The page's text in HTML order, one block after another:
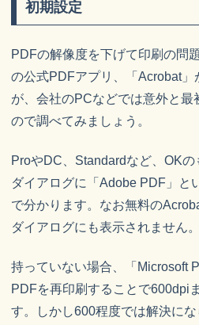
初期設定
PDFの解像度を下げて印刷の問
の公式PDFアプリ、「Acrobat」
が、会社のPCなどでは意外と最
ので調べてみましょう。
ProやDC、Standardなど、OK
ダイアログに「Adobe PDF」と
で分かります。なお無料の
ダイアログにも表示されません。
持っていない場合、「Microsoft
PDFを再印刷することで600dpi
す。しかし600程度では解決に